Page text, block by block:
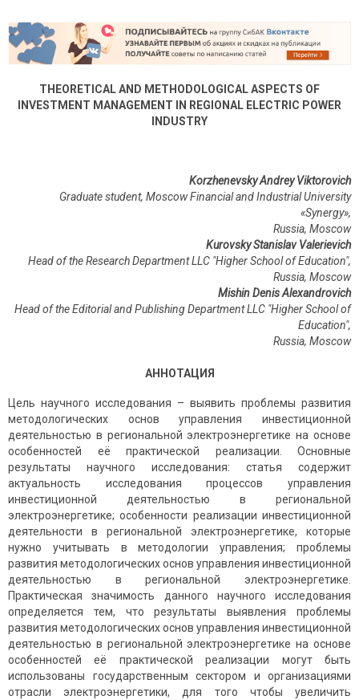
THEORETICAL AND METHODOLOGICAL ASPECTS OF
INVESTMENT MANAGEMENT IN REGIONAL ELECTRIC POWER
INDUSTRY
Korzhenevsky Andrey Viktorovich
Graduate student, Moscow Financial and Industrial University
«Synergy»,
Russia, Moscow
Kurovsky Stanislav Valerievich
Head of the Research Department LLC "Higher School of Education",
Russia, Moscow
Mishin Denis Alexandrovich
Head of the Editorial and Publishing Department LLC "Higher School of
Education",
Russia, Moscow
АННОТАЦИЯ
Цель научного исследования – выявить проблемы развития
методологических основ управления инвестиционной
деятельностью в региональной электроэнергетике на основе
особенностей её практической реализации. Основные
результаты научного исследования: статья содержит
актуальность исследования процессов управления
инвестиционной деятельностью в региональной
электроэнергетике; особенности реализации инвестиционной
деятельности в региональной электроэнергетике, которые
нужно учитывать в методологии управления; проблемы
развития методологических основ управления инвестиционной
деятельностью в региональной электроэнергетике.
Практическая значимость данного научного исследования
определяется тем, что результаты выявления проблемы
развития методологических основ управления инвестиционной
деятельностью в региональной электроэнергетике на основе
особенностей её практической реализации могут быть
использованы государственным сектором и организациями
отрасли электроэнергетики, для того чтобы увеличить